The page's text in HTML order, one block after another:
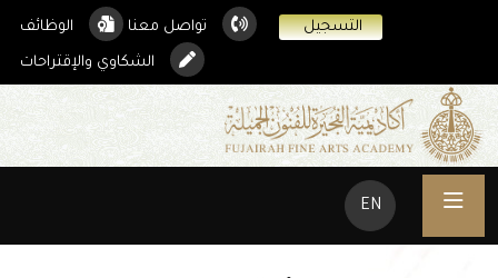
التسجيل تواصل معنا الوظائف
الشكاوي والإقتراحات
EN